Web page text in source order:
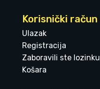
Korisnički račun
Ulazak
Registracija
Zaboravili ste lozinku
Košara